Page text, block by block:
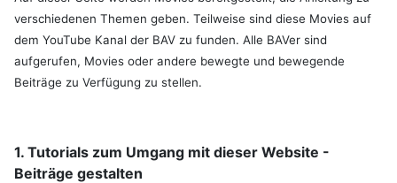
verschiedenen Themen geben. Teilweise sind diese Movies auf
dem YouTube Kanal der BAV zu funden. Alle BAVer sind
aufgerufen, Movies oder andere bewegte und bewegende
Beiträge zu Verfügung zu stellen.
1. Tutorials zum Umgang mit dieser Website -
Beiträge gestalten